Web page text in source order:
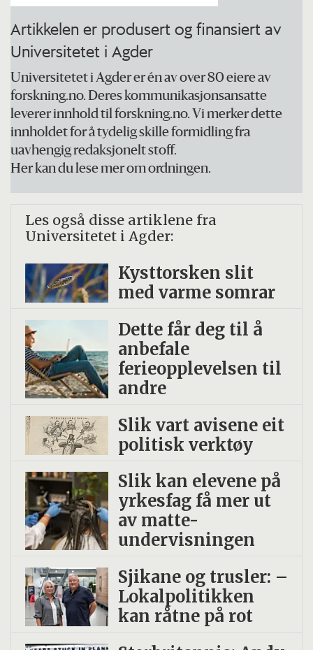
Bruk sengen til å sove i (og eventuelt
sex). Ligger du lenge i sengen uten å få
sove bør du stå opp og gjøre noe annet
til du blir trøtt igjen.
Unngå alkohol før leggetid. Det gjør deg
søvnig, men du sover dårligere.
Ta vare på deg selv. Hvordan du har det
med stress, familie eller mobbing, så
Kilde:Ung.no
Artikkelen er produsert og finansiert av
Universitetet i Agder
Universitetet i Agder er én av over 80 eiere av
forskning.no. Deres kommunikasjonsansatte
leverer innhold til forskning.no. Vi merker dette
innholdet for å tydelig skille formidling fra
uavhengig redaksjonelt stoff.
Her kan du lese mer om ordningen.
Les også disse artiklene fra
Universitetet i Agder:
Kysttorsken slit
med varme somrar
Dette får deg til å
anbefale
ferieopplevelsen til
andre
Slik vart avisene eit
politisk verktøy
Slik kan elevene på
yrkesfag få mer ut
av matte-
undervisningen
Sjikane og trusler: –
Lokalpolitikken
kan råtne på rot